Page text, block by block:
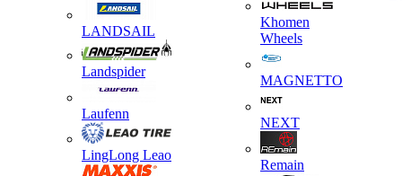
LANDSAIL
Landspider
Laufenn
LingLong Leao
Khomen
Wheels
MAGNETTO
NEXT
Remain